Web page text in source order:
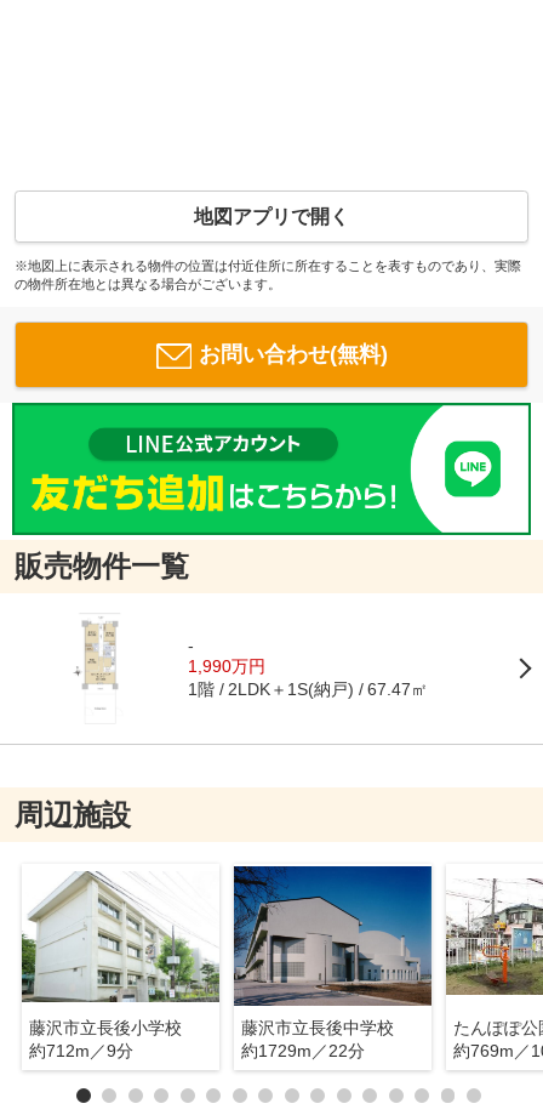
地図アプリで開く
※地図上に表示される物件の位置は付近住所に所在することを表すものであり、実際
の物件所在地とは異なる場合がございます。
お問い合わせ(無料)
販売物件一覧
-
1,990万円
1階 2LDK＋1S(納戸) 67.47㎡
周辺施設
藤沢市立長後小学校
約712m／9分
藤沢市立長後中学校
約1729m／22分
たんぽぽ公
約769m／